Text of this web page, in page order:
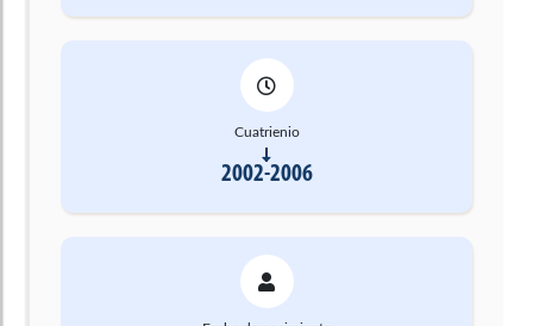
Cuatrienio
2002-2006